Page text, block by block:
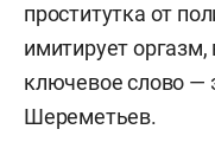
проститутка от
имитирует
ключевое слово —
Шереметьев.